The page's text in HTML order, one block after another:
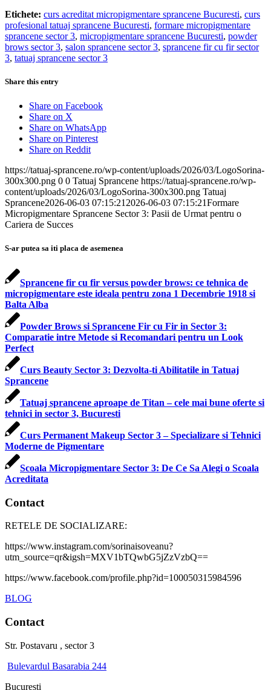
Etichete: curs acreditat micropigmentare sprancene Bucuresti, curs
profesional tatuaj sprancene Bucuresti, formare micropigmentare
sprancene sector 3, micropigmentare sprancene Bucuresti, powder
brows sector 3, salon sprancene sector 3, sprancene fir cu fir sector
3, tatuaj sprancene sector 3
Share this entry
Share on Facebook
Share on X
Share on WhatsApp
Share on Pinterest
Share on Reddit
https://tatuaj-sprancene.ro/wp-content/uploads/2026/03/LogoSorina-
300x300.png 0 0 Tatuaj Sprancene https://tatuaj-sprancene.ro/wp-
content/uploads/2026/03/LogoSorina-300x300.png Tatuaj
Sprancene2026-06-03 07:15:21 2026-06-03 07:15:21Formare
Micropigmentare Sprancene Sector 3: Pasii de Urmat pentru o
Cariera de Succes
S-ar putea sa iti placa de asemenea
Sprancene fir cu fir versus powder brows: ce tehnica de
micropigmentare este ideala pentru zona 1 Decembrie 1918 si
Balta Alba
Powder Brows si Sprancene Fir cu Fir in Sector 3:
Comparatie intre Metode si Recomandari pentru un Look
Perfect
Curs Beauty Sector 3: Dezvolta-ti Abilitatile in Tatuaj
Sprancene
Tatuaj sprancene aproape de Titan – cele mai bune oferte si
tehnici in sector 3, Bucuresti
Curs Permanent Makeup Sector 3 – Specializare si Tehnici
Moderne de Pigmentare
Scoala Micropigmentare Sector 3: De Ce Sa Alegi o Scoala
Acreditata
Contact
RETELE DE SOCIALIZARE:
https://www.instagram.com/sorinaisoveanu?
utm_source=qr&igsh=MXV1bTQwbG5jZzVzbQ==
https://www.facebook.com/profile.php?id=100050315984596
BLOG
Contact
Str. Postavaru , sector 3
Bulevardul Basarabia 244
Bucuresti